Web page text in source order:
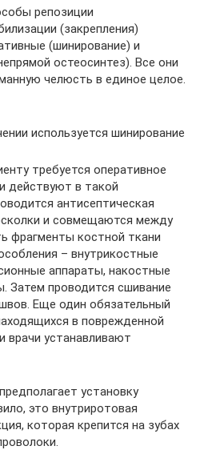
репозиции
(закрепления)
(шинирование) и
остеосинтез). Все они
челюсть в единое целое.
используется шинирование
требуется оперативное
действуют в такой
антисептическая
и совмещаются между
фрагменты костной ткани
– внутрикостные
аппараты, накостные
Затем проводится сшивание
Еще один обязательный
в поврежденной
врачи устанавливают
установку
это внутриротовая
которая крепится на зубах